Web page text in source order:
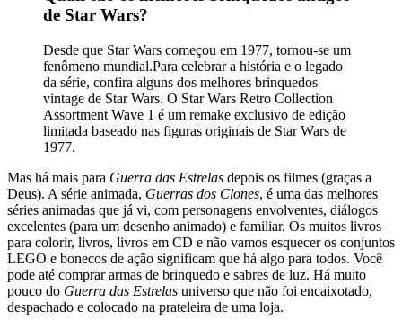
de Star Wars?
Desde que Star Wars começou em 1977, tornou-se um
fenômeno mundial.Para celebrar a história e o legado
da série, confira alguns dos melhores brinquedos
vintage de Star Wars. O Star Wars Retro Collection
Assortment Wave 1 é um remake exclusivo de edição
limitada baseado nas figuras originais de Star Wars de
1977.
Mas há mais para Guerra das Estrelas depois os filmes (graças a
Deus). A série animada, Guerras dos Clones, é uma das melhores
séries animadas que já vi, com personagens envolventes, diálogos
excelentes (para um desenho animado) e familiar. Os muitos livros
para colorir, livros, livros em CD e não vamos esquecer os conjuntos
LEGO e bonecos de ação significam que há algo para todos. Você
pode até comprar armas de brinquedo e sabres de luz. Há muito
pouco do Guerra das Estrelas universo que não foi encaixotado,
despachado e colocado na prateleira de uma loja.